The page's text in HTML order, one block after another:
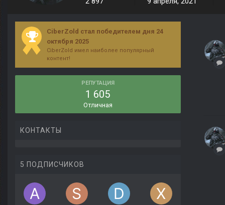
CiberZold стал победителем дня 24
октября 2025
CiberZold имел наиболее популярный
контент!
РЕПУТАЦИЯ
1 605
Отличная
КОНТАКТЫ
5 ПОДПИСЧИКОВ